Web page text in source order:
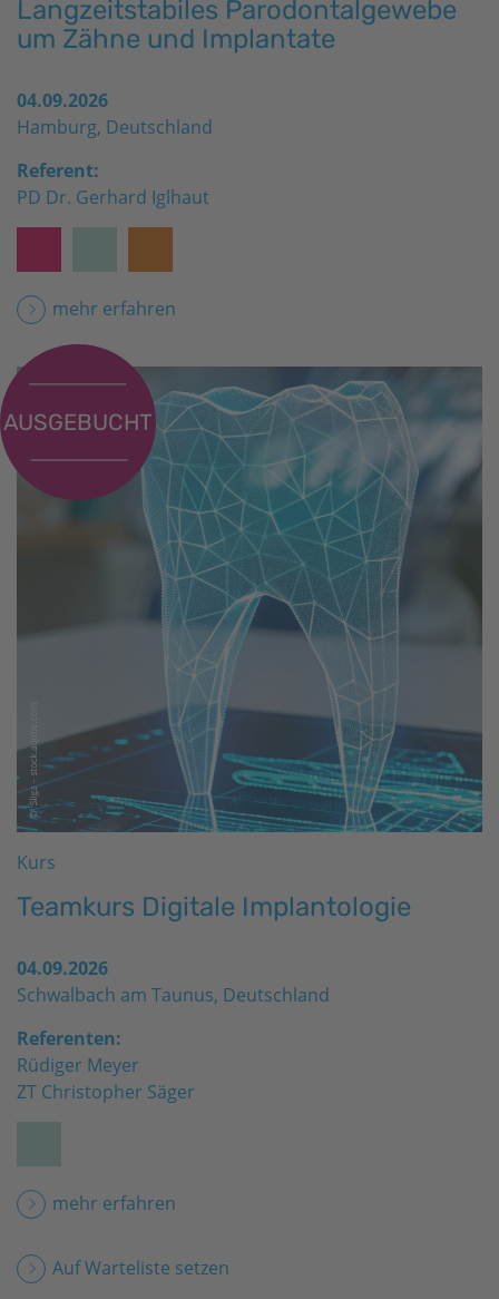
Langzeitstabiles Parodontalgewebe
um Zähne und Implantate
04.09.2026
Hamburg, Deutschland
Referent:
PD Dr. Gerhard Iglhaut
mehr erfahren
AUSGEBUCHT
Kurs
Teamkurs Digitale Implantologie
04.09.2026
Schwalbach am Taunus, Deutschland
Referenten:
Rüdiger Meyer
ZT Christopher Säger
mehr erfahren
Auf Warteliste setzen